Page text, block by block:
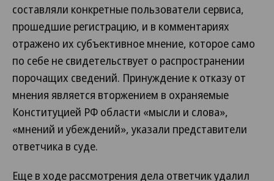
составляли конкретные пользователи сервиса,
прошедшие регистрацию, и в комментариях
отражено их субъективное мнение, которое само
по себе не свидетельствует о распространении
порочащих сведений. Принуждение к отказу от
мнения является вторжением в охраняемые
Конституцией РФ области «мысли и слова»,
«мнений и убеждений», указали представители
ответчика в суде.
Еще в ходе рассмотрения дела ответчик удалил